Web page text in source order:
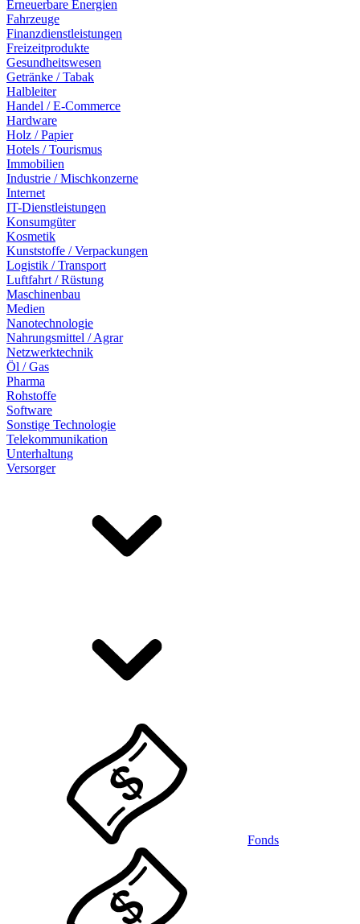
Erneuerbare Energien
Fahrzeuge
Finanzdienstleistungen
Freizeitprodukte
Gesundheitswesen
Getränke / Tabak
Halbleiter
Handel / E-Commerce
Hardware
Holz / Papier
Hotels / Tourismus
Immobilien
Industrie / Mischkonzerne
Internet
IT-Dienstleistungen
Konsumgüter
Kosmetik
Kunststoffe / Verpackungen
Logistik / Transport
Luftfahrt / Rüstung
Maschinenbau
Medien
Nanotechnologie
Nahrungsmittel / Agrar
Netzwerktechnik
Öl / Gas
Pharma
Rohstoffe
Software
Sonstige Technologie
Telekommunikation
Unterhaltung
Versorger
Fonds